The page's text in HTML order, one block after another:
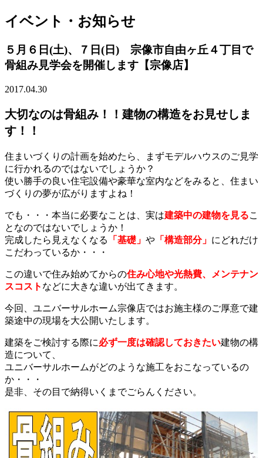
イベント・お知らせ
５月６日(土)、７日(日) 宗像市自由ヶ丘４丁目で
骨組み見学会を開催します【宗像店】
2017.04.30
大切なのは骨組み！！建物の構造をお見せしま
す！！
住まいづくりの計画を始めたら、まずモデルハウスのご見学
に行かれるのではないでしょうか？
使い勝手の良い住宅設備や豪華な室内などをみると、住まい
づくりの夢が広がりますよね！
でも・・・本当に必要なことは、実は建築中の建物を見るこ
となのではないでしょうか！
完成したら見えなくなる
「基礎」 や 「構造部分」 にどれだけ
こだわっているか・・・
この違いで住み始めてからの住み心地や光熱費、メンテナン
スコスト などに大きな違いが出てきます。
今回、ユニバーサルホーム宗像店ではお施主様のご厚意で建
築途中の現場を大公開いたします。
建築をご検討する際に必ず一度は確認しておきたい建物の構
造について、
ユニバーサルホームがどのような施工をおこなっているの
か・・・
是非、その目で納得いくまでごらんください。